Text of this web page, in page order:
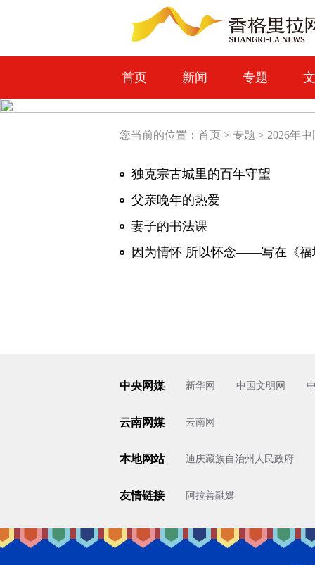
首页 新闻 专题
您当前的位置： 首页 > 专题 > 2026年
独克宗古城里的百年守望
父亲晚年的热爱
妻子的书法课
中央网媒 新华网 中国文明网
云南网媒 云南网
本地网站 迪庆藏族自治州人民政府
友情链接 阿拉善融媒